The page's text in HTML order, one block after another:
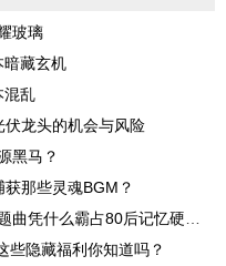
玻璃
暗藏玄机
混乱
伏龙头的机会与风险
黑马？
那些灵魂BGM？
凭什么霸占80后记忆硬盘？
些隐藏福利你知道吗？